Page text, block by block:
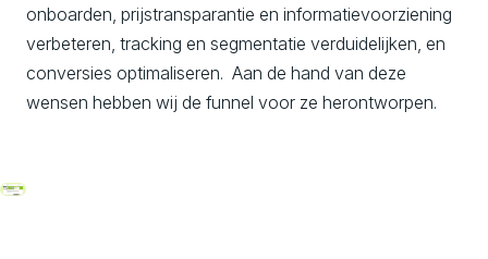
onboarden, prijstransparantie en informatievoorziening
verbeteren, tracking en segmentatie verduidelijken, en
conversies optimaliseren. Aan de hand van deze
wensen hebben wij de funnel voor ze herontworpen.